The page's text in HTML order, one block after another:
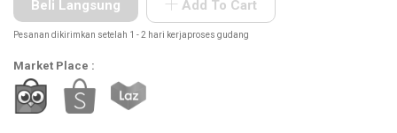
Beli Langsung Add To Cart
Pesanan dikirimkan setelah 1 - 2 hari kerjaproses gudang
Market Place :
Cordless
Tools